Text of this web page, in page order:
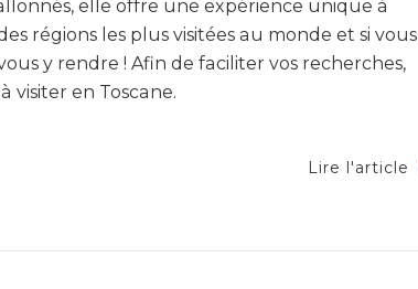
elle offre une expérience unique à
régions les plus visitées au monde et si vous
y rendre ! Afin de faciliter vos recherches,
visiter en Toscane.
Lire l'article